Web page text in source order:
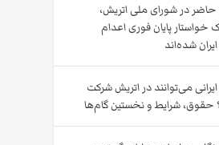
در شورای ملی اتریش،
خواستار پایان فوری اعدام
شده‌اند
ایرانی می‌توانند در اتریش شرکت
حقوق، شرایط و نخستین گام‌ها